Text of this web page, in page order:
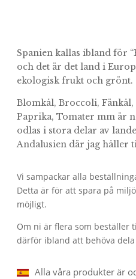
Spanien kallas ibland för
och det är det land i
ekologisk frukt och grönt.
Blomkål, Broccoli,
Paprika, Tomater mm är
odlas i stora delar av
Andalusien där jag håller
Vi sampackar alla
Detta är för att spara på
möjligt.
Om ni är flera som beställer
därför ibland att behöva
Alla våra produkter är